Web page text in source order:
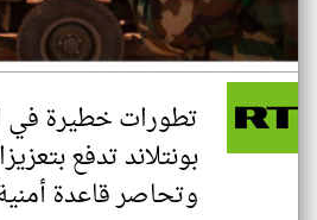
تطورات خطيرة في
بونتلاند تدفع
وتحاصر قاعدة